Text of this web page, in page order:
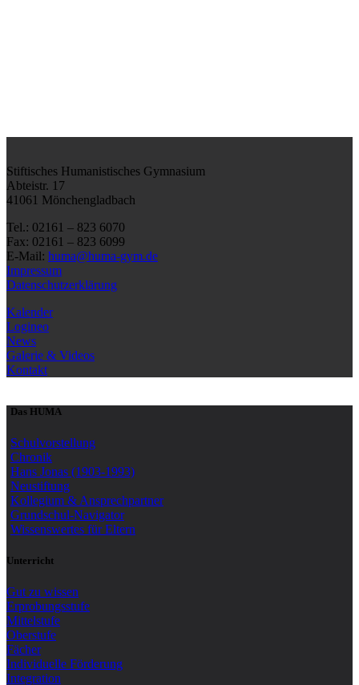
Stiftisches Humanistisches Gymnasium
Abteistr. 17
41061 Mönchengladbach
Tel.: 02161 – 823 6070
Fax: 02161 – 823 6099
E-Mail: huma@huma-gym.de
Impressum
Datenschutzerklärung
Kalender
Logineo
News
Galerie & Videos
Kontakt
Das HUMA
Schulvorstellung
Chronik
Hans Jonas (1903-1993)
Neustiftung
Kollegium & Ansprechpartner
Grundschul-Navigator
Wissenswertes für Eltern
Unterricht
Gut zu wissen
Erprobungsstufe
Mittelstufe
Oberstufe
Fächer
Individuelle Förderung
Integration